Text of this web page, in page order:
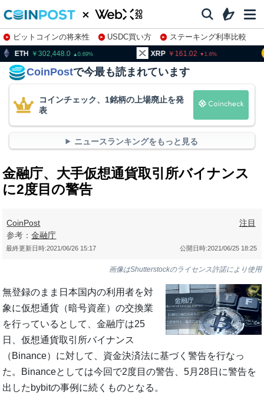
ビットコインの将来性 USDC買い方
ステーキング利率比較
株特集・関連銘柄
302,448.0 0.69 161.02 1.6
CoinPostで今最も読まれています
コインチェック、1銘柄の上場廃止を発
表
ニュースランキングをもっと見る
金融庁、大手仮想通貨取引所バイナンス
に2度目の警告
CoinPost
参考：金融庁
注目
公開日時:2021/06/25 18:25
最終更新日時:2021/06/26 15:17
画像はShutterstockのライセンス許諾により使用
無登録のまま日本国内の利用者を対
象に仮想通貨（暗号資産）の交換業
を行っているとして、金融庁は25
日、仮想通貨取引所バイナンス
（Binance）に対して、資金決済法に基づく警告を行なっ
た。Binanceとしては今回で2度目の警告、5月28日に警告を
出したbybitの事例に続くものとなる。